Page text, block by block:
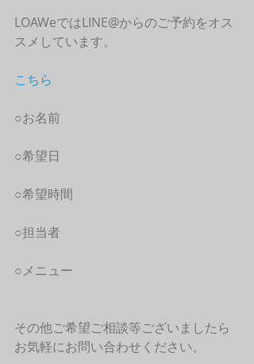
LOAWeではLINE@からのご予約をオス
スメしています。
こちら
○お名前
○希望日
○希望時間
○担当者
○メニュー
その他ご希望ご相談等ございましたら
お気軽にお問い合わせください。